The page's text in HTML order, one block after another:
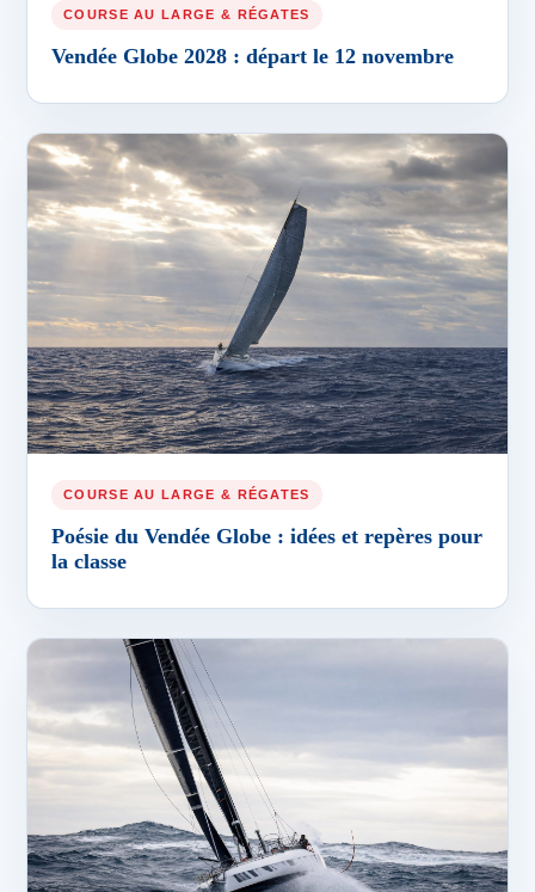
COURSE AU LARGE & RÉGATES
Vendée Globe 2028 : départ le 12 novembre
COURSE AU LARGE & RÉGATES
Poésie du Vendée Globe : idées et repères pour
la classe